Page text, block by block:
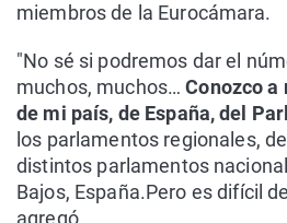
miembros de la Eurocámara.
"No sé si podremos dar el
muchos, muchos…Conozco a
de mi país, de España, del
los parlamentos regionales,
distintos parlamentos
Bajos, España.Pero es difícil
agregó.